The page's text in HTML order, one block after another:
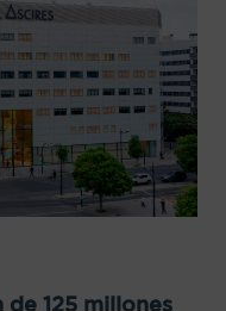
de 125 millones